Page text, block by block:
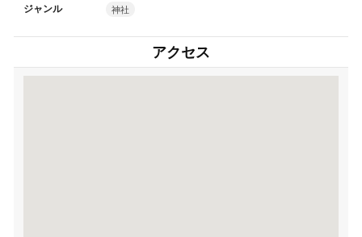
ジャンル 神社
アクセス